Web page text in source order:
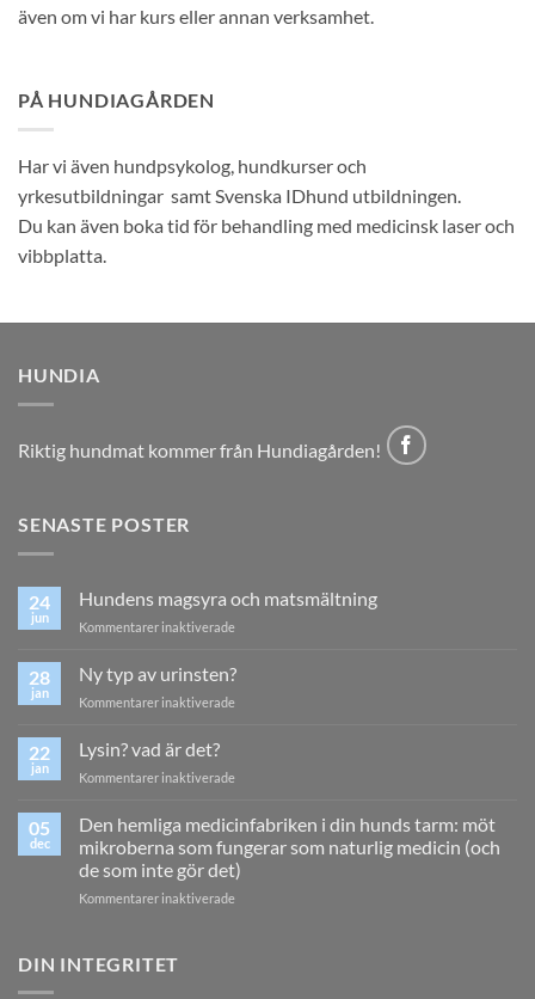
även om vi har kurs eller annan verksamhet.
PÅ HUNDIAGÅRDEN
Har vi även hundpsykolog, hundkurser och
yrkesutbildningar samt Svenska IDhund utbildningen.
Du kan även boka tid för behandling med medicinsk laser och
vibbplatta.
HUNDIA
Riktig hundmat kommer från Hundiagården!
SENASTE POSTER
24
jun
Hundens magsyra och matsmältning
Kommentarer inaktiverade
magsyra
28
jan
Ny typ av urinsten?
Kommentarer inaktiverade
22
jan
Lysin? vad är det?
Kommentarer inaktiverade
vad
är
det?
05
dec
Den hemliga medicinfabriken i din hunds tarm: möt
mikroberna som fungerar som naturlig medicin (och
de som inte gör det)
Kommentarer inaktiverade
DIN INTEGRITET